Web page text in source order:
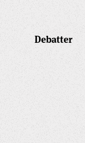
Debatter